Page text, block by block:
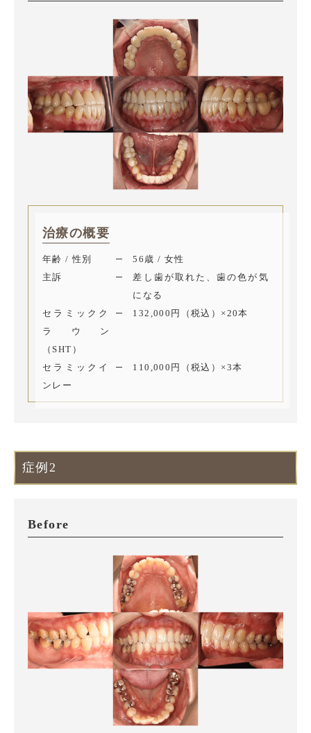
治療の概要
年齢 / 性別
56歳 / 女性
主訴
差し歯が取れた、歯の色が気
になる
セラミックク
ラウン
（SHT）
132,000円（税込）×20本
セラミックイ
ンレー
110,000円（税込）×3本
症例2
Before